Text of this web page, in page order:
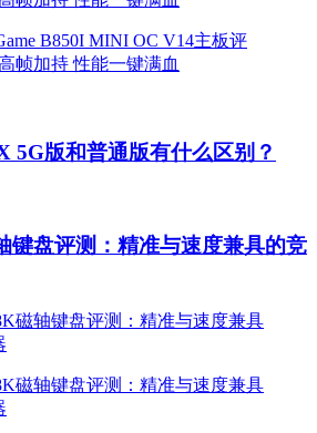
5G版和普通版有什么区别？
键盘评测：精准与速度兼具的竞